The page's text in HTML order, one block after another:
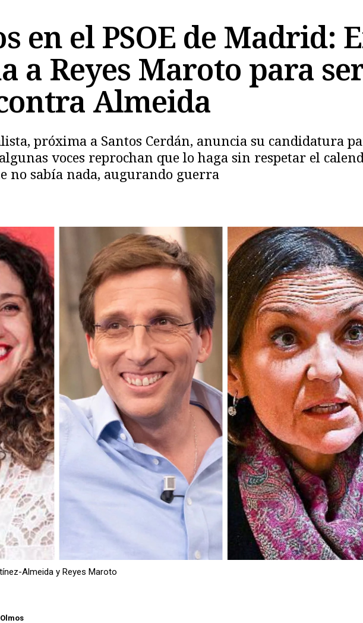
en el PSOE de Madrid:
a Reyes Maroto para
Almeida
próxima a Santos Cerdán, anuncia su candidatura
voces reprochan que lo haga sin respetar el
no sabía nada, augurando guerra
Copiar
Almeida y Reyes Maroto